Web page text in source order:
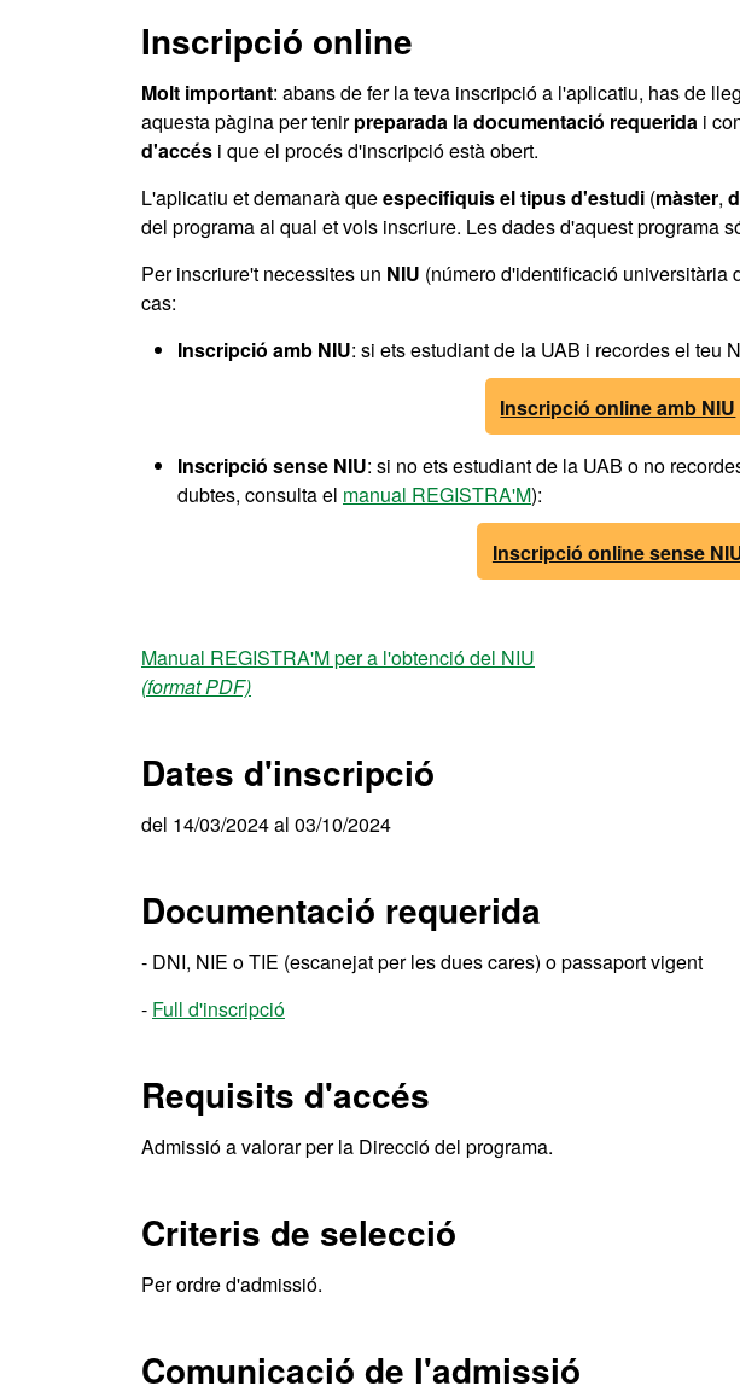
Inscripció online
Molt important: abans de fer la teva inscripció a l'aplicatiu, has de
aquesta pàgina per tenirpreparada la documentació requerida i
d'accés i que el procés d'inscripció està obert.
L'aplicatiu et demanarà queespecifiquis el tipus d'estudi (màster,
del programa al qual et vols inscriure. Les dades d'aquest programa
Per inscriure't necessites un NIU (número d'identificació universitària
cas:
Inscripció amb NIU: si ets estudiant de la UAB i recordes el teu
Inscripció online amb NIU
Inscripció sense NIU: si no ets estudiant de la UAB o no
dubtes, consulta el manual REGISTRA'M):
Inscripció online sense
Manual REGISTRA'M per a l'obtenció del NIU
(format PDF)
Dates d'inscripció
del 14/03/2024 al 03/10/2024
Documentació requerida
- DNI, NIE o TIE (escanejat per les dues cares) o passaport vigent
- Full d'inscripció
Requisits d'accés
Admissió a valorar per la Direcció del programa.
Criteris de selecció
Per ordre d'admissió.
Comunicació de l'admissió